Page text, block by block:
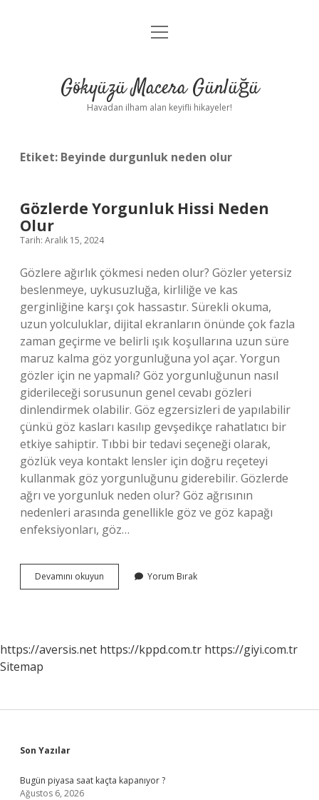
Anasayfa
Yasal Uyarı
menüyü
Gökyüzü Macera Günlüğü
Havadan ilham alan keyifli hikayeler!
Etiket: Beyinde durgunluk neden olur
Gözlerde Yorgunluk Hissi Neden
Olur
Tarih: Aralık 15, 2024
Gözlere ağırlık çökmesi neden olur? Gözler yetersiz
beslenmeye, uykusuzluğa, kirliliğe ve kas
gerginliğine karşı çok hassastır. Sürekli okuma,
uzun yolculuklar, dijital ekranların önünde çok fazla
zaman geçirme ve belirli ışık koşullarına uzun süre
maruz kalma göz yorgunluğuna yol açar. Yorgun
gözler için ne yapmalı? Göz yorgunluğunun nasıl
giderileceği sorusunun genel cevabı gözleri
dinlendirmek olabilir. Göz egzersizleri de yapılabilir
çünkü göz kasları kasılıp gevşedikçe rahatlatıcı bir
etkiye sahiptir. Tıbbi bir tedavi seçeneği olarak,
gözlük veya kontakt lensler için doğru reçeteyi
kullanmak göz yorgunluğunu giderebilir. Gözlerde
ağrı ve yorgunluk neden olur? Göz ağrısının
nedenleri arasında genellikle göz ve göz kapağı
enfeksiyonları, göz…
Devamını okuyun Gözlerde
Yorgunluk
Yorum Bırak
https://aversis.net https://kppd.com.tr https://giyi.com.tr
Sitemap
Sidebar
Son Yazılar
Bugün piyasa saat kaçta kapanıyor ?
Ağustos 6, 2026